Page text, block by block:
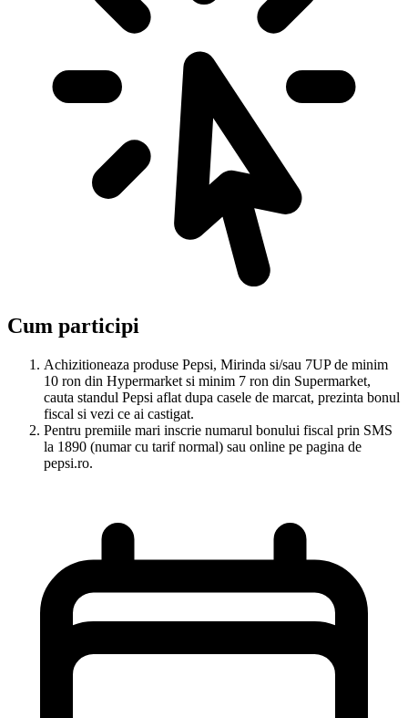
Cum participi
Achizitioneaza produse Pepsi, Mirinda si/sau 7UP de minim
10 ron din Hypermarket si minim 7 ron din Supermarket,
cauta standul Pepsi aflat dupa casele de marcat, prezinta bonul
fiscal si vezi ce ai castigat.
Pentru premiile mari inscrie numarul bonului fiscal prin SMS
la 1890 (numar cu tarif normal) sau online pe pagina de
pepsi.ro.